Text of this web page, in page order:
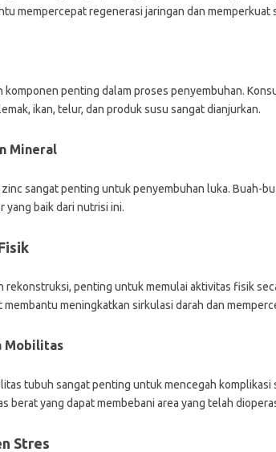
mempercepat regenerasi jaringan dan memperkuat
komponen penting dalam proses penyembuhan.
ikan, telur, dan produk susu sangat dianjurkan.
Mineral
zinc sangat penting untuk penyembuhan luka. Buah-
yang baik dari nutrisi ini.
rekonstruksi, penting untuk memulai aktivitas fisik
membantu meningkatkan sirkulasi darah dan
Mobilitas
tubuh sangat penting untuk mencegah komplikasi
berat yang dapat membebani area yang telah
Stres